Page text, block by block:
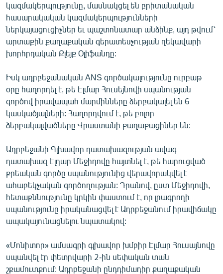
ՄԵԿՆԱԲԱՆՈՒԹՅՈՒՆ
ՏՏ ԵՒ ԻՆՏԵՐՆԵՏ
ԿՈՐՈՆԱՎԻՐՈՒՍ
ԱՐԽԻՎ
ՏԵՍԱՆՅՈՒԹԵՐ
ԲԱՆԱՎԵՃ
ՁԳՏԵԼՈՎ ԼԱՎԱԳՈՒՅՆԻՆ
ՓՈԴՔԱՍԹ
Հայերեն
English
Русский
ՀԵՏԵՎԵՔ ՄԵԶ
կազմակերպությունը, մասնակցել են բրիտանական
հասարակական կազմակերպությունների
ներկայացուցիչներ եւ պաշտոնատար անձինք, այդ թվում՝
արտաքին քաղաքական գերատեսչության ղեկավարի
խորհրդական Քլեյք Օլիֆանդը:
Իսկ ադրբեջանական ANS գործակալությունը ուրբաթ
օրը հաղորդել է, թե Էլմար Հուսեյնովի սպանության
գործով իրավապահ մարմինները ձերբակալել են 6
կասկածյալների: Հաղորդվում է, թե բոլոր
ձերբակալվածները Վրաստանի քաղաքացիներ են:
Ադրբեջանի Գլխավոր դատախազության ավագ
դատախազ Էլդար Մեջիդովը հայտնել է, թե հարուցված
քրեական գործը սպանությունից վերավորակվել է
ահաբեկչական գործողության: Դրանով, ըստ Մեջիդովի,
հետաքննությունը կրկին փաստում է, որ լրագրողի
սպանությունը իրականացվել է Ադրբեջանում իրավիճակը
ապակայունացնելու նպատակով:
«Մոնիտոր» ամսագրի գլխավոր խմբիր Էլմար Հուսայնովը
սպանվել էր փետրվարի 2-ին սեփական տան
շքամուտքում: Ադրբեջանի ընդդիմադիր քաղաքական